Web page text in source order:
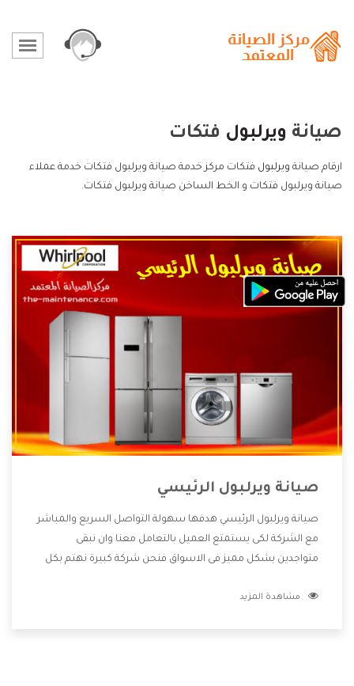
صيانة ويرلبول فتكات
ارقام صيانة ويرلبول فتكات مركز خدمة صيانة ويرلبول فتكات خدمة عملاء
صيانة ويرلبول فتكات و الخط الساخن صيانة ويرلبول فتكات.
صيانة ويرلبول الرئيسي
صيانة ويرلبول الرئيسي هدفها سهولة التواصل السريع والمباشر
مع الشركة لكى يستمتع العميل بالتعامل معنا وان نبقى
متواجدين بشكل مميز فى الاسواق فنحن شركة كبيرة نهتم بكل
الشركة بها والتى تكون منها خدمة الصيانة التى تكون من أهم
مشاهدة المزيد